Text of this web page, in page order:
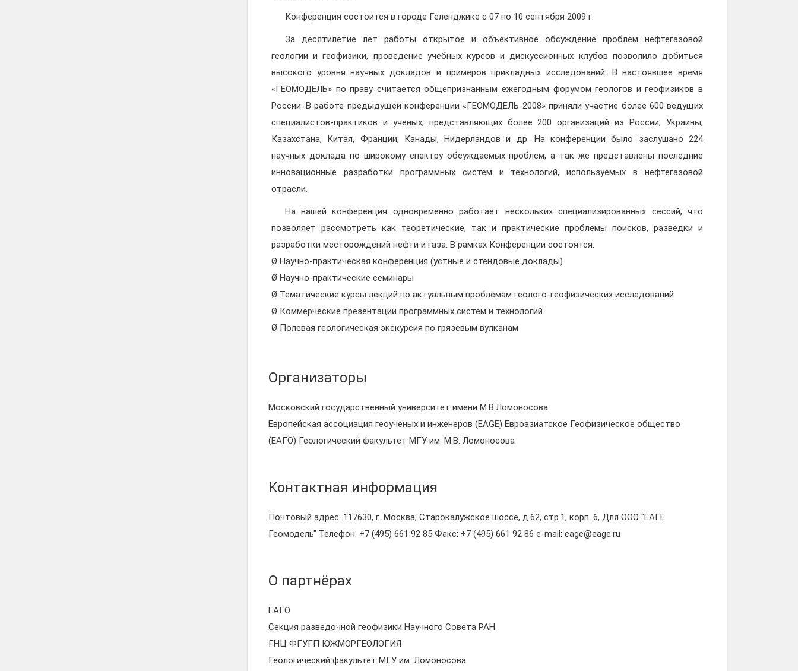
Конференция состоится в городе Геленджике с 07 по 10 сентября 2009 г.
За десятилетие лет работы открытое и объективное обсуждение проблем нефтегазовой
геологии и геофизики, проведение учебных курсов и дискуссионных клубов позволило добиться
высокого уровня научных докладов и примеров прикладных исследований. В настоявшее время
«ГЕОМОДЕЛЬ» по праву считается общепризнанным ежегодным форумом геологов и геофизиков в
России. В работе предыдущей конференции «ГЕОМОДЕЛЬ-2008» приняли участие более 600 ведущих
специалистов-практиков и ученых, представляющих более 200 организаций из России, Украины,
Казахстана, Китая, Франции, Канады, Нидерландов и др. На конференции было заслушано 224
научных доклада по широкому спектру обсуждаемых проблем, а так же представлены последние
инновационные разработки программных систем и технологий, используемых в нефтегазовой
отрасли.
На нашей конференция одновременно работает нескольких специализированных сессий, что
позволяет рассмотреть как теоретические, так и практические проблемы поисков, разведки и
разработки месторождений нефти и газа. В рамках Конференции состоятся:
Ø Научно-практическая конференция (устные и стендовые доклады)
Ø Научно-практические семинары
Ø Тематические курсы лекций по актуальным проблемам геолого-геофизических исследований
Ø Коммерческие презентации программных систем и технологий
Ø Полевая геологическая экскурсия по грязевым вулканам
Организаторы
Московский государственный университет имени М.В.Ломоносова
Европейская ассоциация геоученых и инженеров (EAGE) Евроазиатское Геофизическое общество
(ЕАГО) Геологический факультет МГУ им. М.В. Ломоносова
Контактная информация
Почтовый адрес: 117630, г. Москва, Старокалужское шоссе, д.62, стр.1, корп. 6, Для ООО "ЕАГЕ
Геомодель" Телефон: +7 (495) 661 92 85 Факс: +7 (495) 661 92 86 e-mail: eage@eage.ru
О партнёрах
ЕАГО
Секция разведочной геофизики Научного Совета РАН
ГНЦ ФГУГП ЮЖМОРГЕОЛОГИЯ
Геологический факультет МГУ им. Ломоносова